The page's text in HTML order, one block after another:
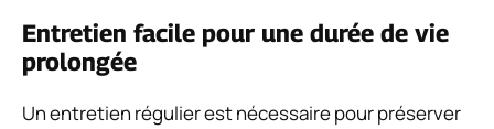
Entretien facile pour une durée de vie
prolongée
Un entretien régulier est nécessaire pour préserver